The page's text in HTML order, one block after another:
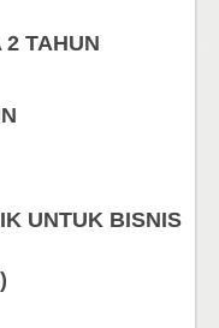
2 TAHUN
UNTUK BISNIS